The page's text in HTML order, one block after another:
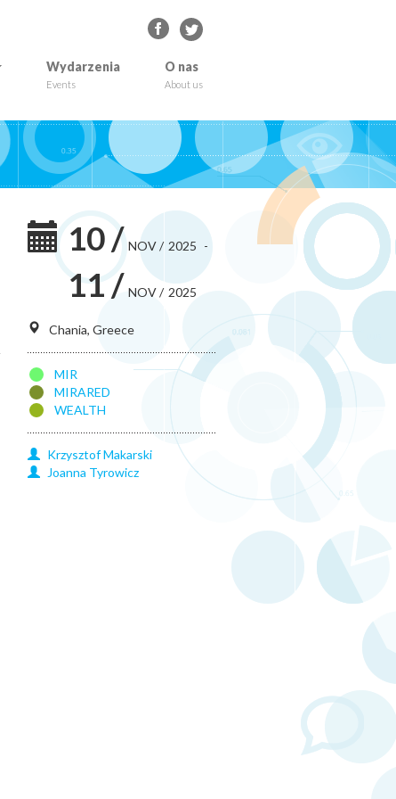
Wydarzenia
Events
O nas
About us
10/ NOV/ 2025 -
11 / NOV/ 2025
Chania, Greece
MIR
MIRARED
WEALTH
Krzysztof Makarski
Joanna Tyrowicz